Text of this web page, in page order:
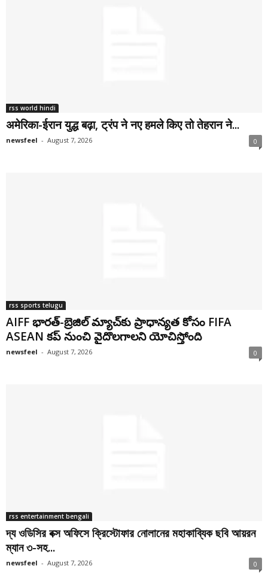
rss world hindi
अमेरिका-ईरान युद्ध बढ़ा, ट्रंप ने नए हमले किए तो तेहरान ने...
newsfeel - August 7, 2026 0
rss sports telugu
AIFF భారత్-బ్రెజిల్ మ్యాచ్‌కు ప్రాధాన్యత కోసం FIFA
ASEAN కప్ నుంచి వైదొలగాలని యోచిస్తోంది
newsfeel - August 7, 2026 0
rss entertainment bengali
দ্য ওডিসির বক্স অফিসে ক্রিস্টোফার নোলানের মহাকাব্যিক ছবি আয়রন
ম্যান ৩-সহ...
newsfeel - August 7, 2026 0